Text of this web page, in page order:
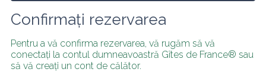
Confirmați rezervarea
Pentru a vă confirma rezervarea, vă rugăm să vă
conectați la contul dumneavoastră Gîtes de France® sau
să vă creați un cont de călător.